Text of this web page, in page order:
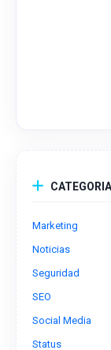
Marketing
Noticias
Seguridad
SEO
Social Media
Status